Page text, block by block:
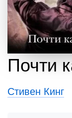
Почти
Стивен Кинг